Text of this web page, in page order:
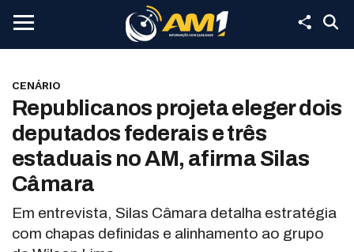
CENÁRIO
Republicanos projeta eleger dois
deputados federais e três
estaduais no AM, afirma Silas
Câmara
Em entrevista, Silas Câmara detalha estratégia
com chapas definidas e alinhamento ao grupo